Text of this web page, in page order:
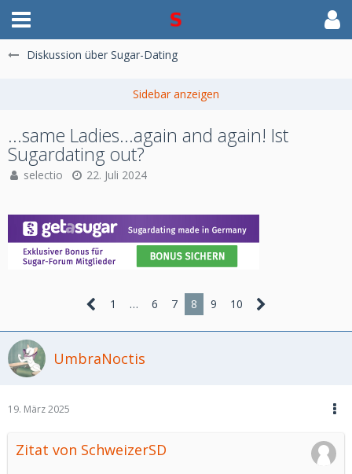
Diskussion über Sugar-Dating
...same Ladies...again and again! Ist
Sugardating out?
selectio 22. Juli 2024
1 … 6 7 8 9 10
UmbraNoctis
19. März 2025
Zitat von SchweizerSD